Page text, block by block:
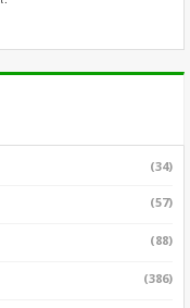
(34)
(57)
(88)
(386)